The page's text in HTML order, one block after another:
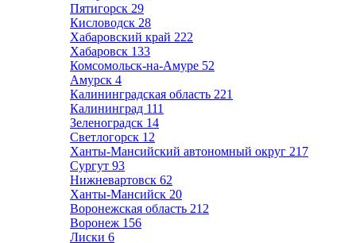
Пятигорск 29
Кисловодск 28
Хабаровский край 222
Хабаровск 133
Комсомольск-на-Амуре 52
Амурск 4
Калининградская область 221
Калининград 111
Зеленоградск 14
Светлогорск 12
Ханты-Мансийский автономный округ 217
Сургут 93
Нижневартовск 62
Ханты-Мансийск 20
Воронежская область 212
Воронеж 156
Лиски 6